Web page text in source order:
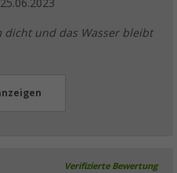
25.06.2023
dicht und das Wasser bleibt
Verifizierte Bewertung